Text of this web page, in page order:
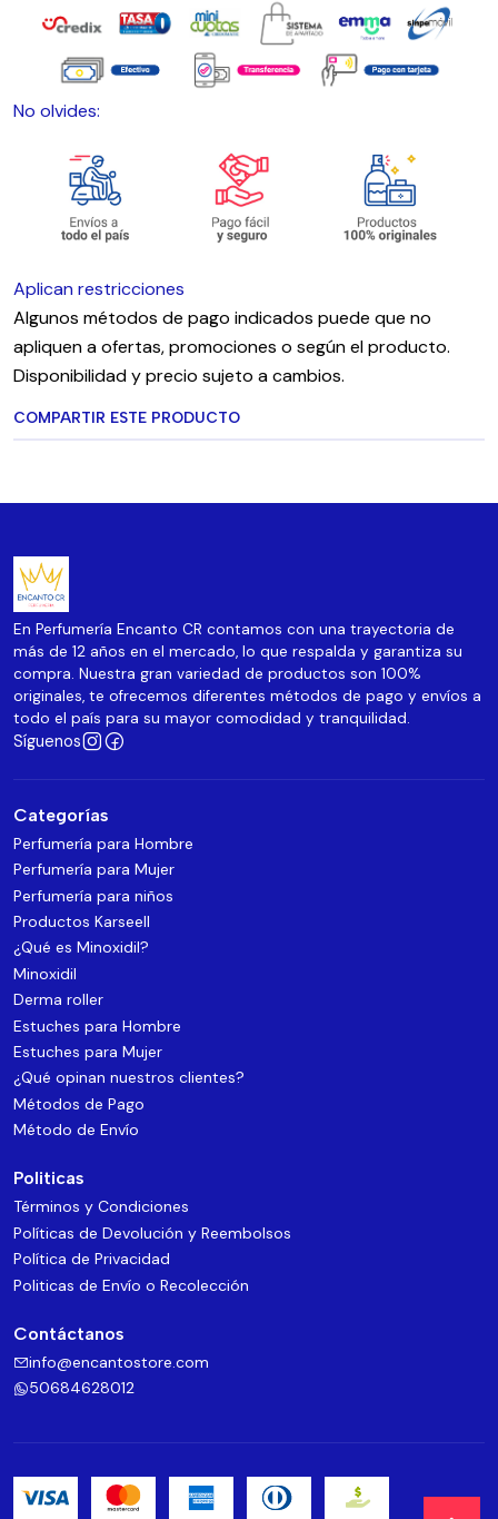
No olvides:
Aplican restricciones
Algunos métodos de pago indicados puede que no
apliquen a ofertas, promociones o según el producto.
Disponibilidad y precio sujeto a cambios.
COMPARTIR ESTE PRODUCTO
En Perfumería Encanto CR contamos con una trayectoria de
más de 12 años en el mercado, lo que respalda y garantiza su
compra. Nuestra gran variedad de productos son 100%
originales, te ofrecemos diferentes métodos de pago y envíos a
todo el país para su mayor comodidad y tranquilidad.
Síguenos
Categorías
Perfumería para Hombre
Perfumería para Mujer
Perfumería para niños
Productos Karseell
¿Qué es Minoxidil?
Minoxidil
Derma roller
Estuches para Hombre
Estuches para Mujer
¿Qué opinan nuestros clientes?
Métodos de Pago
Método de Envío
Politicas
Términos y Condiciones
Políticas de Devolución y Reembolsos
Política de Privacidad
Politicas de Envío o Recolección
Contáctanos
info@encantostore.com
50684628012